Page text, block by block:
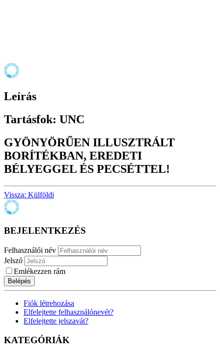
Leírás
Tartásfok: UNC
GYÖNYÖRŰEN ILLUSZTRÁLT
BORÍTÉKBAN, EREDETI
BÉLYEGGEL ÉS PECSÉTTEL!
Vissza: Külföldi
BEJELENTKEZÉS
Felhasználói név
Jelszó
Emlékezzen rám
Belépés
Fiók létrehozása
Elfelejtette felhasználónevét?
Elfelejtette jelszavát?
KATEGÓRIÁK